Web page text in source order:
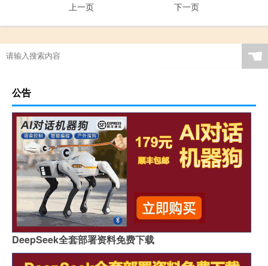
上一页 下一页
☚
公告
DeepSeek全套部署资料免费下载